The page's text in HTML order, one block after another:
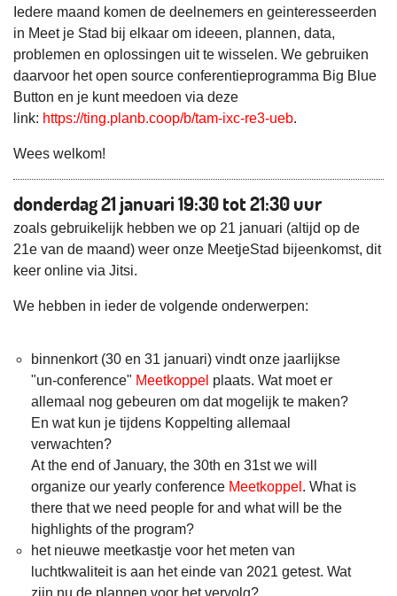
Iedere maand komen de deelnemers en geinteresseerden
in Meet je Stad bij elkaar om ideeen, plannen, data,
problemen en oplossingen uit te wisselen. We gebruiken
daarvoor het open source conferentieprogramma Big Blue
Button en je kunt meedoen via deze
link: https://ting.planb.coop/b/tam-ixc-re3-ueb.
Wees welkom!
donderdag 21 januari 19:30 tot 21:30 uur
zoals gebruikelijk hebben we op 21 januari (altijd op de
21e van de maand) weer onze MeetjeStad bijeenkomst, dit
keer online via Jitsi.
We hebben in ieder de volgende onderwerpen:
binnenkort (30 en 31 januari) vindt onze jaarlijkse
"un-conference" Meetkoppel plaats. Wat moet er
allemaal nog gebeuren om dat mogelijk te maken?
En wat kun je tijdens Koppelting allemaal
verwachten?
At the end of January, the 30th en 31st we will
organize our yearly conference Meetkoppel . What is
there that we need people for and what will be the
highlights of the program?
het nieuwe meetkastje voor het meten van
luchtkwaliteit is aan het einde van 2021 getest. Wat